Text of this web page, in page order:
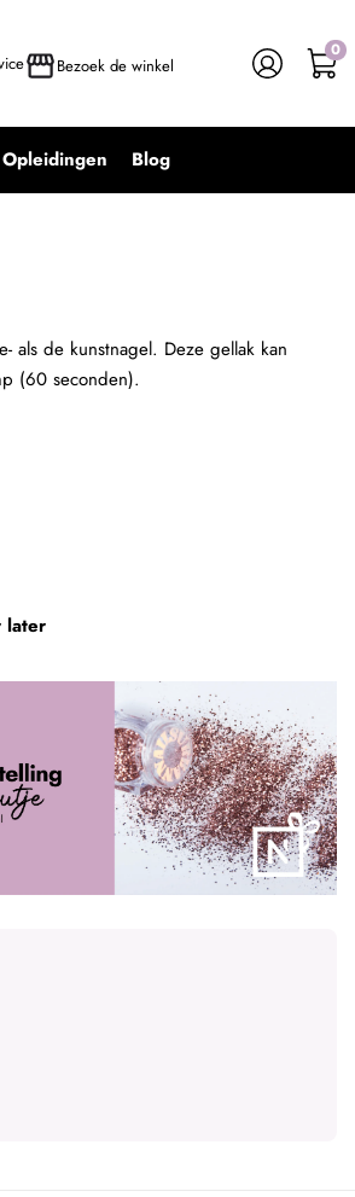
Bezoek de winkel
0
Blog
+ In winkelwagen
later
als de kunstnagel. Deze gellak kan
(60 seconden).